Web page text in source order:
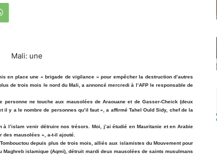
en place une « brigade de vigilance » pour empêcher la destruction d’autres
de trois mois le nord du Mali, a annoncé mercredi à l’AFP le responsable de
ne touche aux mausolées de Araouane et de Gasser-Cheick (deux
y a le nombre de personnes qu’il faut », a affirmé Tahel Ould Sidy, chef de la
l’islam venir détruire nos trésors. Moi, j’ai étudié en Mauritanie et en Arabie
des mausolées », a-t-il ajouté.
depuis plus de trois mois, alliés aux islamistes du Mouvement pour
Maghreb islamique (Aqmi), détruit mardi deux mausolées de saints musulmans